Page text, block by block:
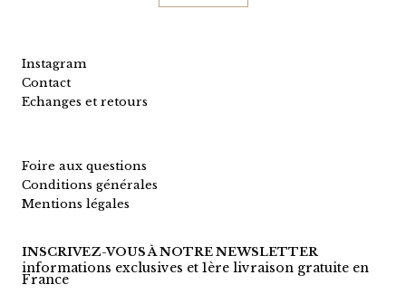
Instagram
Contact
Echanges et retours
Foire aux questions
Conditions générales
Mentions légales
INSCRIVEZ-VOUS À NOTRE NEWSLETTER
informations exclusives et 1ère livraison gratuite en
France